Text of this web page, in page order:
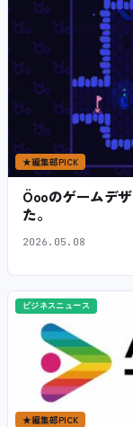
★編集部PICK
Öooのゲームデ
た。
2026.05.08
ビジネスニュース
★編集部PICK